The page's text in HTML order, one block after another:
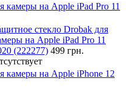
камеры на Apple iPad Pro 11
стекло Drobak для
на Apple iPad Pro 11
(222277) 499 грн.
камеры на Apple iPhone 12